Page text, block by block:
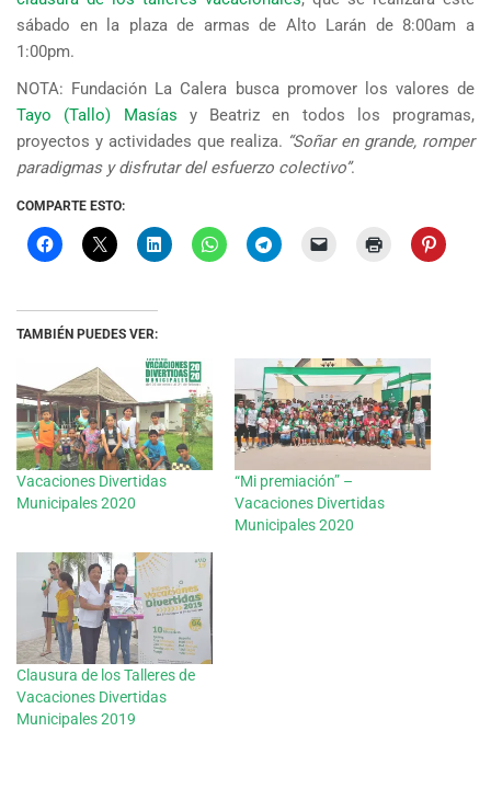
sábado en la plaza de armas de Alto Larán de 8:00am a
1:00pm.
NOTA: Fundación La Calera busca promover los valores de
Tayo (Tallo) Masías y Beatriz en todos los programas,
proyectos y actividades que realiza. “Soñar en grande, romper
paradigmas y disfrutar del esfuerzo colectivo”.
COMPARTE ESTO:
TAMBIÉN PUEDES VER:
Vacaciones Divertidas
Municipales 2020
“Mi premiación” –
Vacaciones Divertidas
Municipales 2020
Clausura de los Talleres de
Vacaciones Divertidas
Municipales 2019